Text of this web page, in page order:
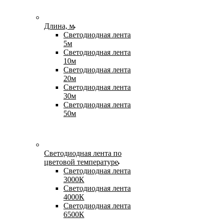
Длина, м
Светодиодная лента
5м
Светодиодная лента
10м
Светодиодная лента
20м
Светодиодная лента
30м
Светодиодная лента
50м
Светодиодная лента по
цветовой температуре
Светодиодная лента
3000К
Светодиодная лента
4000К
Светодиодная лента
6500К